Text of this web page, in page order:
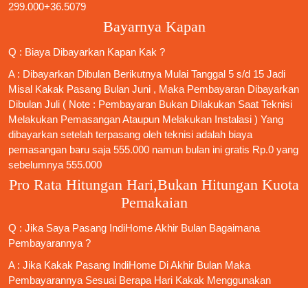
299.000+36.5079
Bayarnya Kapan
Q : Biaya Dibayarkan Kapan Kak ?
A : Dibayarkan Dibulan Berikutnya Mulai Tanggal 5 s/d 15 Jadi
Misal Kakak Pasang Bulan Juni , Maka Pembayaran Dibayarkan
Dibulan Juli ( Note : Pembayaran Bukan Dilakukan Saat Teknisi
Melakukan Pemasangan Ataupun Melakukan Instalasi ) Yang
dibayarkan setelah terpasang oleh teknisi adalah biaya
pemasangan baru saja 555.000 namun bulan ini gratis Rp.0 yang
sebelumnya 555.000
Pro Rata Hitungan Hari,Bukan Hitungan Kuota
Pemakaian
Q : Jika Saya Pasang IndiHomeAkhir Bulan Bagaimana
Pembayarannya ?
A : Jika Kakak Pasang IndiHome Di Akhir Bulan Maka
Pembayarannya Sesuai Berapa Hari Kakak Menggunakan